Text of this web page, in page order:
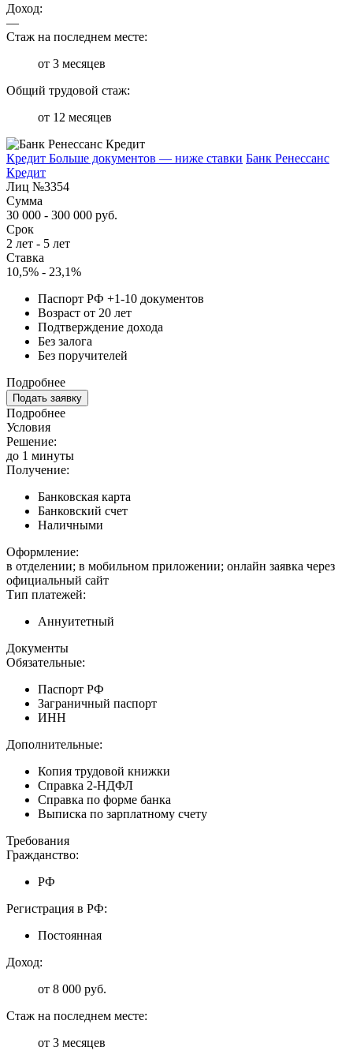
Доход:
—
Стаж на последнем месте:
от 3 месяцев
Общий трудовой стаж:
от 12 месяцев
Кредит Больше документов — ниже ставки Банк Ренессанс
Кредит
Лиц №3354
Сумма
30 000 - 300 000 руб.
Срок
2 лет - 5 лет
Ставка
10,5% - 23,1%
Паспорт РФ +1-10 документов
Возраст от 20 лет
Подтверждение дохода
Без залога
Без поручителей
Подробнее
Подать заявку
Подробнее
Условия
Решение:
до 1 минуты
Получение:
Банковская карта
Банковский счет
Наличными
Оформление:
в отделении; в мобильном приложении; онлайн заявка через
официальный сайт
Тип платежей:
Аннуитетный
Документы
Обязательные:
Паспорт РФ
Заграничный паспорт
ИНН
Дополнительные:
Копия трудовой книжки
Справка 2-НДФЛ
Справка по форме банка
Выписка по зарплатному счету
Требования
Гражданство:
РФ
Регистрация в РФ:
Постоянная
Доход:
от 8 000 руб.
Стаж на последнем месте:
от 3 месяцев